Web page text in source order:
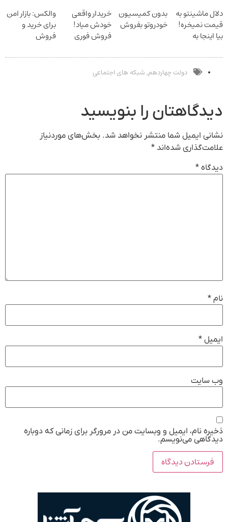
یک تماس
ماشینتو به
نمیخره!
به
واقعی*
بدون کمیسیون
خودروتو بفروش
خریدار واقعی
خودش میاد!
فروش فوری
مکانیک
والکس: بازار امن
برای خرید و
فروش
دیجیتال
دولت چهاردهم,شبکه های اجتماعی
را بنویسید
ایمیل شما منتشر نخواهد شد. بخش‌های موردنیاز
شده‌اند*
*
*
سایت
نام، ایمیل و وبسایت من در مرورگر برای زمانی که دوباره
می‌نویسم.